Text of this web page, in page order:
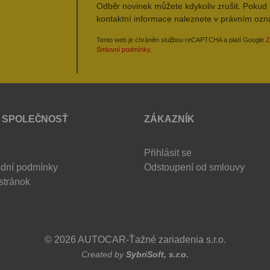
Odběr novinek můžete kdykoliv zrušit.
kontaktní informace naleznete v právním
Tento web je chráněn službou reCAPTCHA a platí Google
Smluvní podmínky.
podmínky
ZÁKAZNÍK
Přihlásit se
Odstoupení od smlouvy
© 2026 AUTOCAR-Ťažné zariadenia s.r.o.
Created bySybriSoft, s.r.o.